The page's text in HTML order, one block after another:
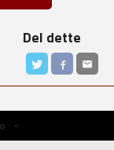
Del dette